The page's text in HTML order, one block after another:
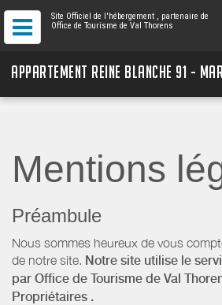
Site Officiel de l'hébergement , partenaire de
Office de Tourisme de Val Thorens
APPARTEMENT REINE BLANCHE 91 -
Mentions
Préambule
Nous sommes heureux de vous
de notre site. Notre site utilise le
par Office de Tourisme de Val
Propriétaires .